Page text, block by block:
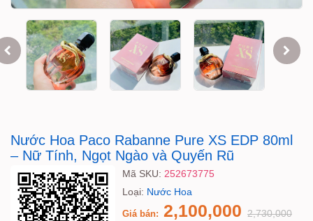
Nước Hoa Paco Rabanne Pure XS EDP 80ml
– Nữ Tính, Ngọt Ngào và Quyến Rũ
Mã SKU: 252673775
Loại: Nước Hoa
Giá bán: 2,100,000 2,730,000